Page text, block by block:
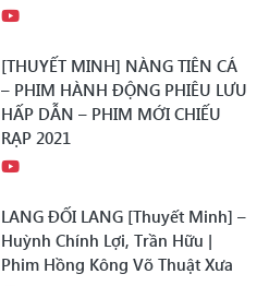
[THUYẾT MINH] NÀNG TIÊN CÁ
– PHIM HÀNH ĐỘNG PHIÊU LƯU
HẤP DẪN – PHIM MỚI CHIẾU
RẠP 2021
LANG ĐỐI LANG [Thuyết Minh] –
Huỳnh Chính Lợi, Trần Hữu |
Phim Hồng Kông Võ Thuật Xưa